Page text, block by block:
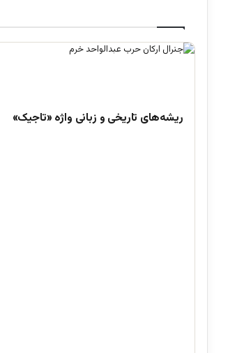
ریشه‌های تاریخی و زبانی واژه «تاجیک»